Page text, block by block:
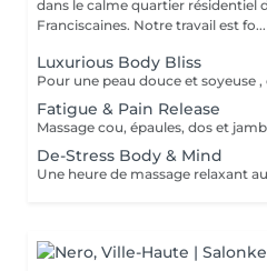
dans le calme quartier résidentiel
Franciscaines. Notre travail est fo...
Luxurious Body Bliss
Fatigue & Pain Release
De-Stress Body & Mind